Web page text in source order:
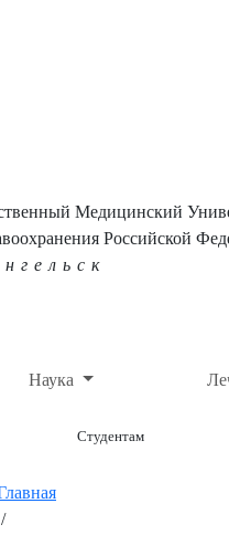
Медицинский
Российской
Наука
Студентам
/